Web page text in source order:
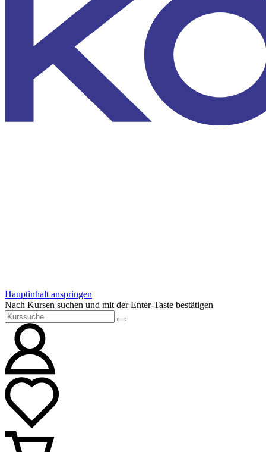
Hauptinhalt anspringen
Nach Kursen suchen und mit der Enter-Taste bestätigen